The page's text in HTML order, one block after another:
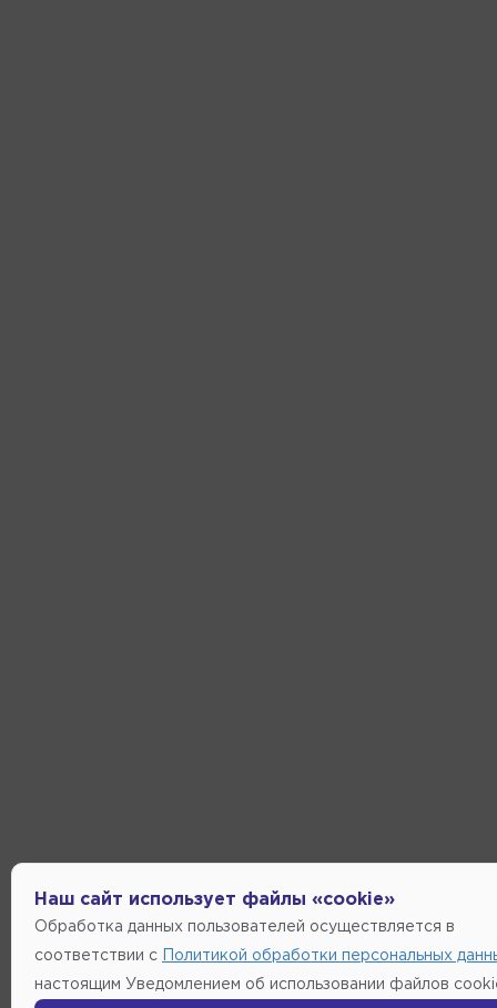
Наш сайт использует файлы «cookie»
Обработка данных пользователей осуществляется в
соответствии с Политикой обработки персональных
настоящим Уведомлением об использовании файлов